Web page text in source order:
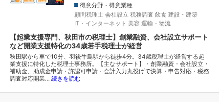
得意分野・得意業種
顧問税理士 会社設立 税務調査 飲食 建設・建築
IT・インターネット 美容 運輸・物流
【起業支援専門、秋田市の税理士】創業融資、会社設立サポート
など開業支援特化の34歳若手税理士が経営
秋田駅から車で10分、羽後牛島駅から徒歩4分。34歳税理士が経営する起
業支援に特化した税理士事務所。【主なサポート】・創業融資・会社設立・
補助金、助成金申請・許認可申請・会計入力丸投げで決算・申告対応・税務
調査対応開業… 続きを読む